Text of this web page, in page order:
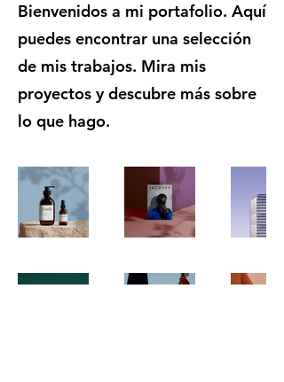
Bienvenidos a mi portafolio. Aquí
puedes encontrar una selección
de mis trabajos. Mira mis
proyectos y descubre más sobre
lo que hago.